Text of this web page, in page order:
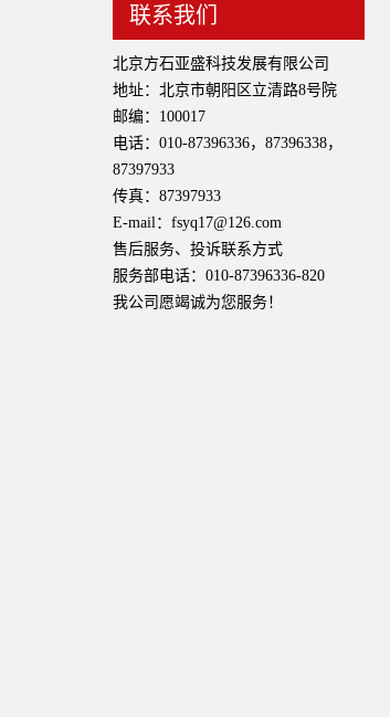
联系我们
北京方石亚盛科技发展有限公司
地址：北京市朝阳区立清路8号院
邮编：100017
电话：010-87396336，87396338，
87397933
传真：87397933
E-mail：fsyq17@126.com
售后服务、投诉联系方式
服务部电话：010-87396336-820
我公司愿竭诚为您服务！